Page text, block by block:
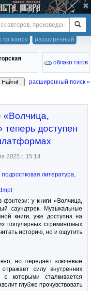
расширенный
по жанру
облако тэгов
расширенный поиск »
«Волчица,
теперь доступен
2025 г. 15:14
подростковая литература,
фэнтези: у книги «Волчица,
саундтрек. Музыкальные
книги, уже доступна на
популярных стриминговых
историю, но и ощутить
но передаёт ключевые
силу внутренних
которыми сталкивается
глубже прочувствовать